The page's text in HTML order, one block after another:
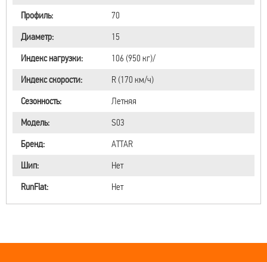
Профиль:
70
Диаметр:
15
Индекс нагрузки:
106 (950 кг)/
Индекс скорости:
R (170 км/ч)
Сезонность:
Летняя
Модель:
S03
Бренд:
ATTAR
Шип:
Нет
RunFlat:
Нет